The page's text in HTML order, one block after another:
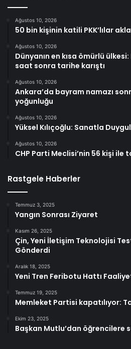
Ağustos 10, 2026
50 bin kişinin katili PKK’lılar
Ağustos 10, 2026
Dünyanın en kısa ömürlü
saat sonra tarihe karıştı
Ağustos 10, 2026
Ankara’da bayram namazı
yoğunluğu
Ağustos 10, 2026
Yüksel Kılıçoğlu: Sanatla
Ağustos 10, 2026
CHP Parti Meclisi’nin 56 kişi ile
Rastgele Haberler
Temmuz 3, 2025
Yangın Sonrası Ziyaret
Kasım 26, 2025
Çin, Yeni İletişim Teknolojisi
Gönderdi
Aralık 18, 2025
Yeni Tren Feribotu Hattı
Temmuz 19, 2025
Memleket Partisi kapatılıyor:
Ekim 23, 2025
Başkan Mutlu’dan öğrencilere